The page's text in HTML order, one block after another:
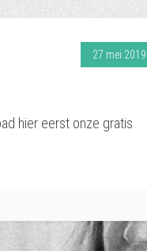
27 mei 2019
hier eerst onze gratis